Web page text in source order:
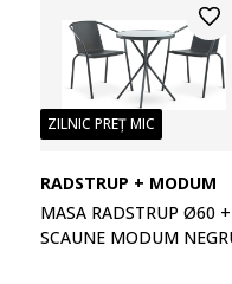
ZILNIC PREȚ MIC
RADSTRUP + MODUM
MASA RADSTRUP Ø60
SCAUNE MODUM